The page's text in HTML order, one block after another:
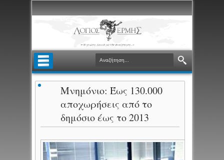
Μνημόνιο: Έως 130.000
αποχωρήσεις από το
δημόσιο έως το 2013